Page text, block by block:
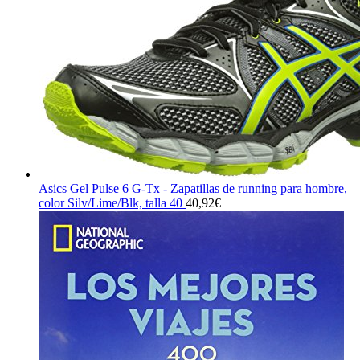
Asics Gel Pulse 6 G-Tx - Zapatillas de running para hombre,
color Silv/Lime/Blk, talla 40 40,92€